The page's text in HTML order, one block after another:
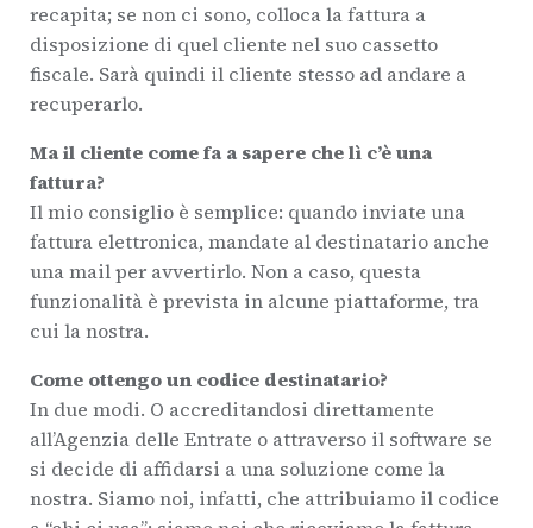
recapita; se non ci sono, colloca la fattura a
disposizione di quel cliente nel suo cassetto
fiscale. Sarà quindi il cliente stesso ad andare a
recuperarlo.
Ma il cliente come fa a sapere che lì c’è una
fattura?
Il mio consiglio è semplice: quando inviate una
fattura elettronica, mandate al destinatario anche
una mail per avvertirlo. Non a caso, questa
funzionalità è prevista in alcune piattaforme, tra
cui la nostra.
Come ottengo un codice destinatario?
In due modi. O accreditandosi direttamente
all’Agenzia delle Entrate o attraverso il software se
si decide di affidarsi a una soluzione come la
nostra. Siamo noi, infatti, che attribuiamo il codice